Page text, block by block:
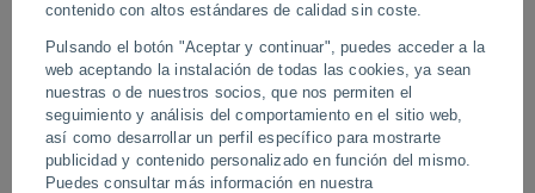
contenido con altos estándares de calidad sin coste.
Pulsando el botón "Aceptar y continuar", puedes acceder a la
web aceptando la instalación de todas las cookies, ya sean
nuestras o de nuestros socios, que nos permiten el
seguimiento y análisis del comportamiento en el sitio web,
así como desarrollar un perfil específico para mostrarte
publicidad y contenido personalizado en función del mismo.
Puedes consultar más información en nuestra
Un terremoto de magnitud 7.8 sacude
la isla de Mindanao, Filipinas
Las autoridades locales iniciaron las labores de búsqueda y
rescate entre los escombros, al tiempo que se realizan
inspecciones para determinar el alcance de los daños del temblor.
Los expertos están atentos a posibles réplicas.